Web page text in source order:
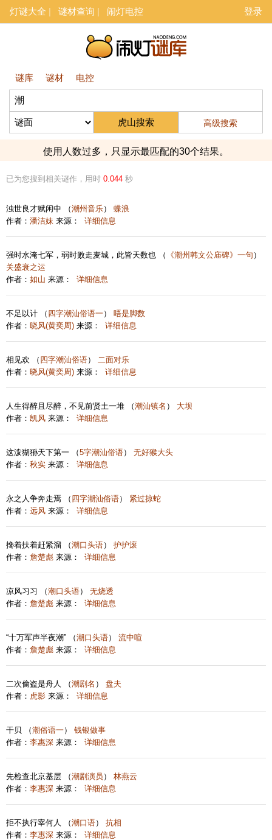
灯谜大全 谜材查询 闹灯电控 登录
谜库 谜材 电控
高级搜索
使用人数过多，只显示最匹配的30个结果。
已为您搜到相关谜作，用时 0.044 秒
浊世良才赋闲中 （潮州音乐） 蝶浪
作者： 潘洁妹 来源： 详细信息
强时水淹七军，弱时败走麦城，此皆天数也 （ 《潮州韩文公庙碑》一句 ）
关盛衰之运
作者： 如山 来源： 详细信息
不足以计 （ 四字潮汕俗语一） 唔是脚数
作者： 晓风(黄奕周) 来源： 详细信息
相见欢 （ 四字潮汕俗语） 二面对乐
作者： 晓风(黄奕周) 来源： 详细信息
人生得醉且尽醉，不见前贤土一堆 （潮汕镇名 ） 大坝
作者： 凯风 来源： 详细信息
这泼猢狲天下第一 （5字潮汕俗语） 无好猴大头
作者： 秋实 来源： 详细信息
永之人争奔走焉 （ 四字潮汕俗语） 紧过掠蛇
作者： 远风 来源： 详细信息
搀着扶着赶紧溜 （潮口头语） 护护滚
作者： 詹楚彪 来源： 详细信息
凉风习习 （潮口头语） 无烧透
作者： 詹楚彪 来源： 详细信息
“十万军声半夜潮” （潮口头语） 流中喧
作者： 詹楚彪 来源： 详细信息
二次偷盗是舟人 （潮剧名 ） 盘夫
作者： 虎影 来源： 详细信息
干贝 （潮俗语一） 钱银做事
作者： 李惠深 来源： 详细信息
先检查北京基层 （潮剧演员 ） 林燕云
作者： 李惠深 来源： 详细信息
拒不执行宰何人 （潮口语） 抗相
作者： 李惠深 来源： 详细信息